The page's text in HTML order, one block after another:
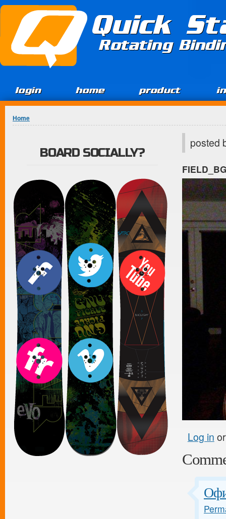
Jump to Content
Quick
Rotating
login home product
You are here
Home
posted
Log in
BOARD SOCIALLY?